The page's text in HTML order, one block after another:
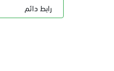
رابط دائم